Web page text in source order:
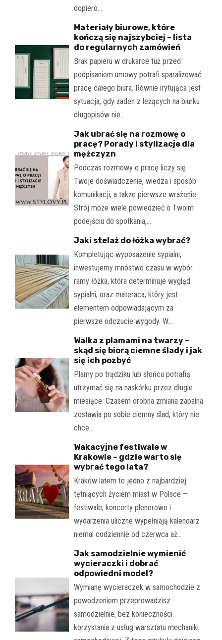
dopiero…
Materiały biurowe, które
kończą się najszybciej – lista
do regularnych zamówień
Brak papieru w drukarce tuż przed
podpisaniem umowy potrafi sparaliżować
pracę całego biura. Równie irytująca jest
sytuacja, gdy żaden z leżących na biurku
długopisów nie…
Jak ubrać się na rozmowę o
pracę? Porady i stylizacje dla
mężczyzn
Podczas rozmowy o pracę liczy się
Twoje doświadczenie, wiedza i sposób
komunikacji, a także pierwsze wrażenie.
Strój może wiele powiedzieć o Twoim
podejściu do spotkania,…
Jaki stelaż do łóżka wybrać?
Kompletując wyposażenie sypialni,
inwestujemy mnóstwo czasu w wybór
ramy łóżka, która determinuje wygląd
sypialni, oraz materaca, który jest
elementem odpowiadającym za
pierwsze odczucie wygody. W…
Walka z plamami na twarzy –
skąd się biorą ciemne ślady i jak
się ich pozbyć
Plamy po trądziku lub słońcu potrafią
utrzymać się na naskórku przez długie
miesiące. Czasem drobna zmiana zapalna
zostawia po sobie ciemny ślad, który nie
chce…
Wakacyjne festiwale w
Krakowie – gdzie warto się
wybrać tego lata?
Kraków latem to jedno z najbardziej
tętniących życiem miast w Polsce –
festiwale, koncerty plenerowe i
wydarzenia uliczne wypełniają kalendarz
niemal codziennie od czerwca aż…
Jak samodzielnie wymienić
wycieraczki i dobrać
odpowiedni model?
Wymianę wycieraczek w samochodzie z
powodzeniem przeprowadzisz
samodzielnie, bez konieczności
korzystania z usług warsztatu mechaniki